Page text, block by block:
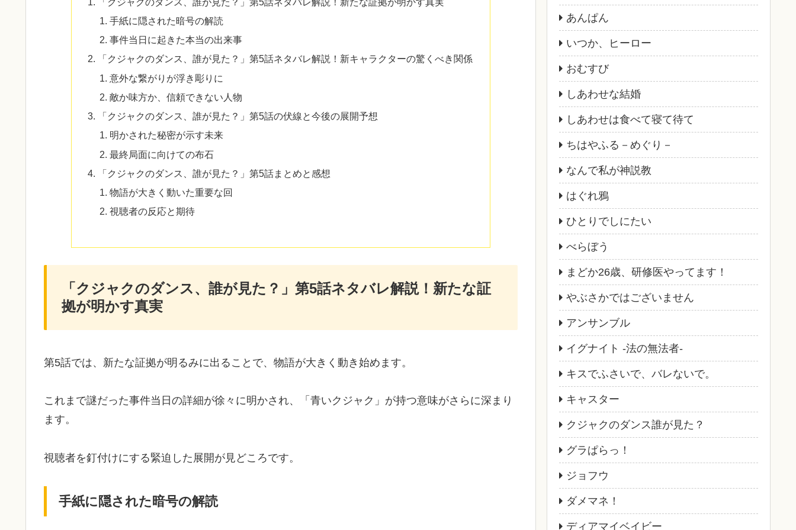
手紙に隠された暗号の解読
事件当日に起きた本当の出来事
「クジャクのダンス、誰が見た？」第5話ネタバレ解説！新キャラクターの驚くべき関係
意外な繋がりが浮き彫りに
敵か味方か、信頼できない人物
「クジャクのダンス、誰が見た？」第5話の伏線と今後の展開予想
明かされた秘密が示す未来
最終局面に向けての布石
「クジャクのダンス、誰が見た？」第5話まとめと感想
物語が大きく動いた重要な回
視聴者の反応と期待
「クジャクのダンス、誰が見た？」第5話ネタバレ解説！新たな証
拠が明かす真実
第5話では、新たな証拠が明るみに出ることで、物語が大きく動き始めます。
これまで謎だった事件当日の詳細が徐々に明かされ、「青いクジャク」が持つ意味がさらに深まり
ます。
視聴者を釘付けにする緊迫した展開が見どころです。
手紙に隠された暗号の解読
あんぱん
いつか、ヒーロー
おむすび
しあわせな結婚
しあわせは食べて寝て待て
ちはやふる－めぐり－
なんで私が神説教
はぐれ鴉
ひとりでしにたい
べらぼう
まどか26歳、研修医やってます！
やぶさかではございません
アンサンブル
イグナイト -法の無法者-
キスでふさいで、バレないで。
キャスター
クジャクのダンス誰が見た？
グラぱらっ！
ジョフウ
ダメマネ！
ディアマイベイビー